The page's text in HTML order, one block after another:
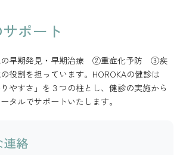
ポート
の早期発見・早期治療 ②重症化予防 ③疾
役割を担っています。HOROKAの健診は
りやすさ」を３つの柱とし、健診の実施から
タルでサポートいたします。
連絡